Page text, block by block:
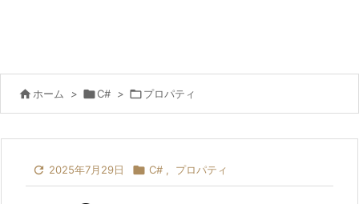
 ホーム > C# > プロパティ
 2025年7月29日  C# , プロパティ